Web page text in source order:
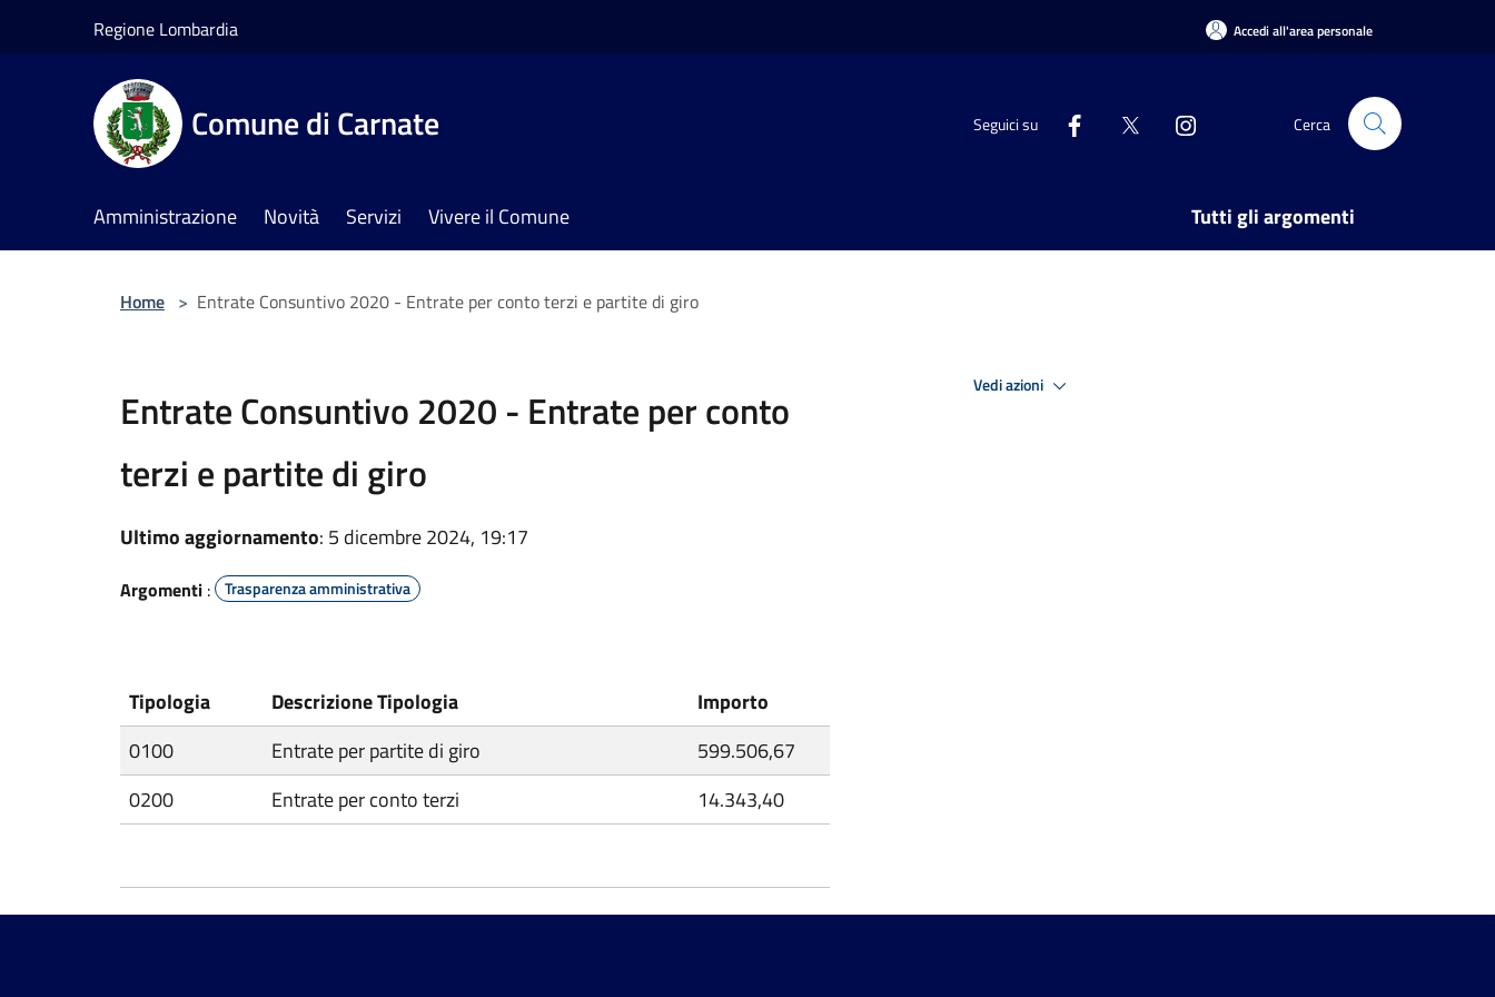
Regione Lombardia Accedi all'area personale
Comune di Carnate Seguici su Cerca
Amministrazione Novità Servizi Vivere il Comune Tutti gli argomenti
Home > Entrate Consuntivo 2020 - Entrate per conto terzi e partite di giro
Entrate Consuntivo 2020 - Entrate per conto
terzi e partite di giro
Ultimo aggiornamento: 5 dicembre 2024, 19:17
Argomenti : Trasparenza amministrativa
Tipologia Descrizione Tipologia
Importo
0100
Entrate per partite di giro
599.506,67
0200
Entrate per conto terzi 14.343,40
Vedi azioni